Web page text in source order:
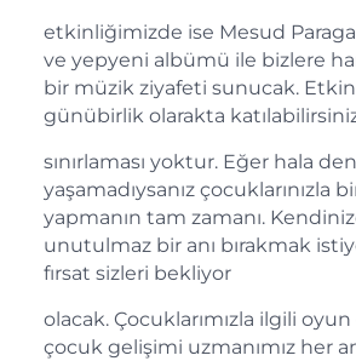
etkinliğimizde ise Mesud
ve yepyeni albümü ile bizlere
bir müzik ziyafeti sunucak.
günübirlik olarakta
sınırlaması yoktur. Eğer hala
yaşamadıysanız çocuklarınızla
yapmanın tam zamanı.
unutulmaz bir anı bırakmak
fırsat sizleri bekliyor
olacak. Çocuklarımızla ilgili
çocuk gelişimi uzmanımız her